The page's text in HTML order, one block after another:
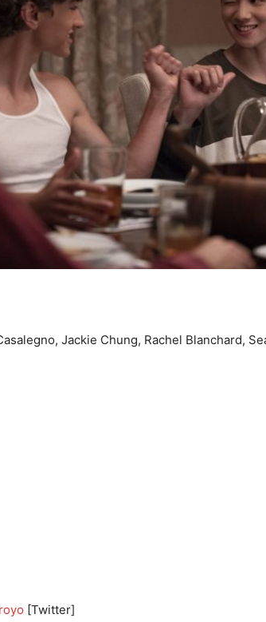
Jackie Chung, Rachel Blanchard,
[Twitter]